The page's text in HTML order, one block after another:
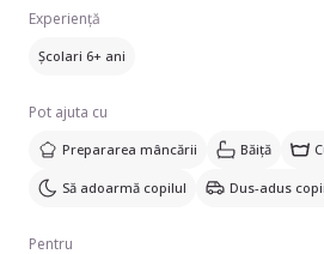
Experiență
Școlari 6+ ani
Pot ajuta cu
Prepararea mâncării Băiță
Să adoarmă copilul Dus-adus
Pentru